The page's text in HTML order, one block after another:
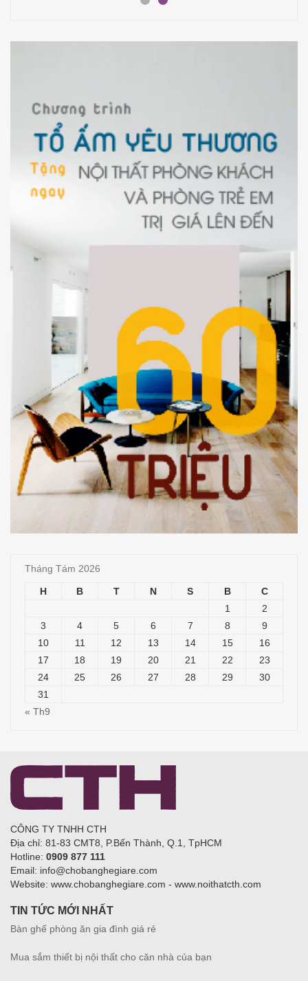
Tháng Tám 2026
H B T N S B
C
1
2
3
4 5 6 7 8
9
10
11 12 13 14 15
16
17
18 19 20 21 22
23
24
25 26 27 28 29
30
31
« Th9
CÔNG TY TNHH CTH
Địa chỉ: 81-83 CMT8, P.Bến Thành, Q.1, TpHCM
Hotline: 0909 877 111
Email: info@chobanghegiare.com
Website: www.chobanghegiare.com - www.noithatcth.com
TIN TỨC MỚI NHẤT
Bàn ghế phòng ăn gia đình giá rẻ
Mua sắm thiết bị nội thất cho căn nhà của bạn